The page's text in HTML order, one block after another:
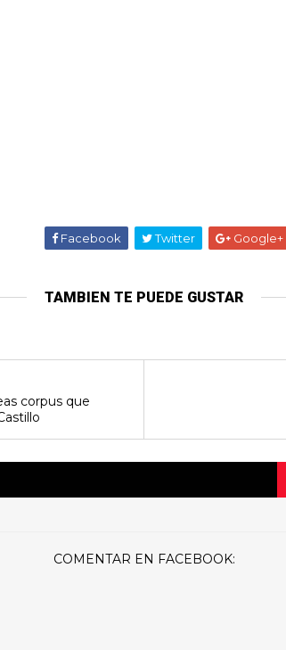
Facebook Twitter Google+
TAMBIEN TE PUEDE GUSTAR
corpus que
COMENTAR EN FACEBOOK: